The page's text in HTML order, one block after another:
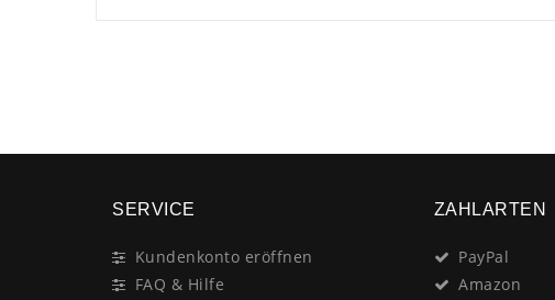
SERVICE
Kundenkonto eröffnen
FAQ & Hilfe
ZAHLARTEN
PayPal
Amazon